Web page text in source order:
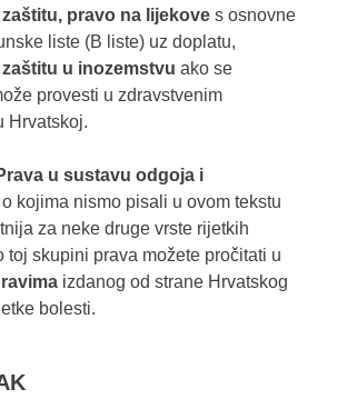
pravo na lijekove s osnovne
liste (B liste) uz doplatu,
u inozemstvu ako se
provesti u zdravstvenim
Hrvatskoj.
u sustavu odgoja i
o kojima nismo pisali u ovom tekstu
za neke druge vrste rijetkih
toj skupini prava možete pročitati u
izdanog od strane Hrvatskog
bolesti.